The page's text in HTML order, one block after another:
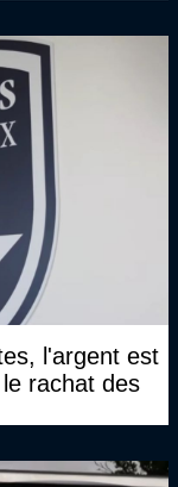
l'argent est
rachat des